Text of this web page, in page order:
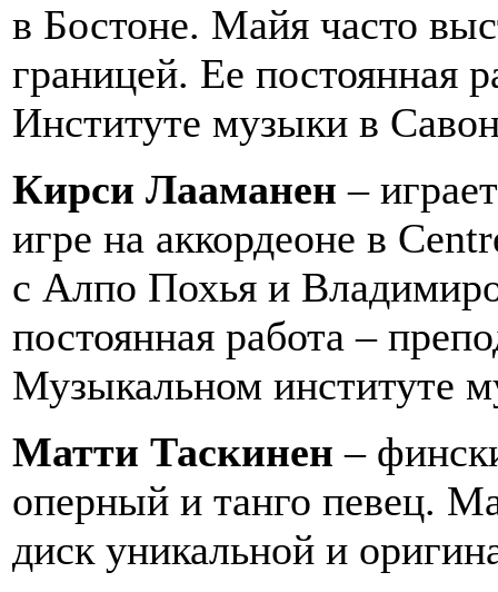
в Бостоне. Майя часто
границей. Ее постоянная
Институте музыки в
Кирси Лааманен –
игре на аккордеоне в
с Алпо Похья и
постоянная работа –
Музыкальном институте
Матти Таскинен –
оперный и танго певец.
диск уникальной и